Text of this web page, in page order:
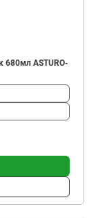
680мл ASTURO-